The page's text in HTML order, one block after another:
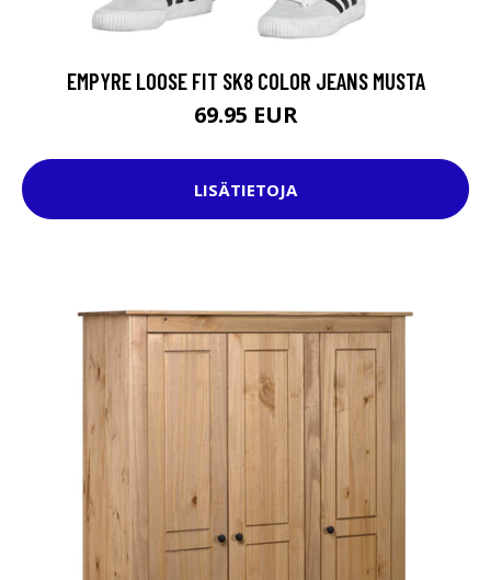
EMPYRE LOOSE FIT SK8 COLOR JEANS MUSTA
69.95 EUR
LISÄTIETOJA